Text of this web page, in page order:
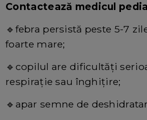
Contactează medicul
🔹 febra persistă peste 5-7
foarte mare;
🔹 copilul are dificultăţi
respiraţie sau înghițire;
🔹 apar semne de